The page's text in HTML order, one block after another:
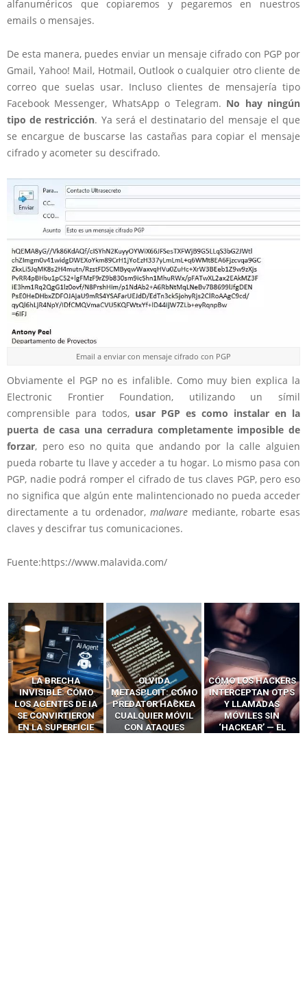
alfanuméricos que copiaremos y pegaremos en nuestros
emails o mensajes.
De esta manera, puedes enviar un mensaje cifrado con PGP por
Gmail, Yahoo! Mail, Hotmail, Outlook o cualquier otro cliente de
correo que suelas usar. Incluso clientes de mensajería tipo
Facebook Messenger, WhatsApp o Telegram. No hay ningún
tipo de restricción. Ya será el destinatario del mensaje el que
se encargue de buscarse las castañas para copiar el mensaje
cifrado y acometer su descifrado.
Email a enviar con mensaje cifrado con PGP
Obviamente el PGP no es infalible. Como muy bien explica la
Electronic Frontier Foundation, utilizando un símil
comprensible para todos, usar PGP es como instalar en la
puerta de casa una cerradura completamente imposible de
forzar, pero eso no quita que andando por la calle alguien
pueda robarte tu llave y acceder a tu hogar. Lo mismo pasa con
PGP, nadie podrá romper el cifrado de tus claves PGP, pero eso
no significa que algún ente malintencionado no pueda acceder
directamente a tu ordenador, malwaremediante, robarte esas
claves y descifrar tus comunicaciones.
Fuente:https://www.malavida.com/
OLVIDA
METASPLOIT: CÓMO
PREDATOR HACKEA
CUALQUIER MÓVIL
CON ATAQUES
CÓMO LOS HACKERS
INTERCEPTAN OTPS
Y LLAMADAS
MÓVILES SIN
‘HACKEAR’ — EL
13 TÉCNICAS
RIDÍCULAMENTE
FÁCILES PARA
HACKEAR Y
EXPLOTAR